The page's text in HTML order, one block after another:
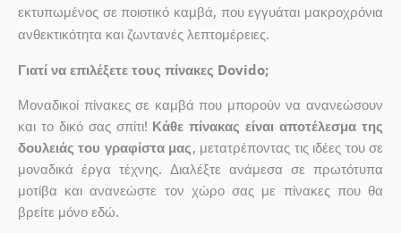
εκτυπωμένος σε ποιοτικό καμβά, που εγγυάται μακροχρόνια
ανθεκτικότητα και ζωντανές λεπτομέρειες.
Γιατί να επιλέξετε τους πίνακες Dovido;
Μοναδικοί πίνακες σε καμβά που μπορούν να ανανεώσουν
και το δικό σας σπίτι! Κάθε πίνακας είναι αποτέλεσμα της
δουλειάς του γραφίστα μας, μετατρέποντας τις ιδέες του σε
μοναδικά έργα τέχνης. Διαλέξτε ανάμεσα σε πρωτότυπα
μοτίβα και ανανεώστε τον χώρο σας με πίνακες που θα
βρείτε μόνο εδώ.